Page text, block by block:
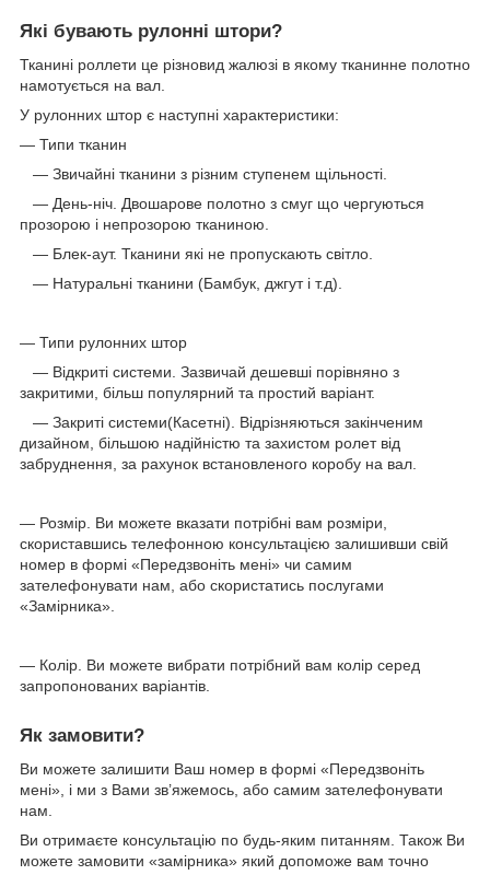
Які бувають рулонні штори?
Тканині роллети це різновид жалюзі в якому тканинне полотно
намотується на вал.
У рулонних штор є наступні характеристики:
— Типи тканин
— Звичайні тканини з різним ступенем щільності.
— День-ніч. Двошарове полотно з смуг що чергуються
прозорою і непрозорою тканиною.
— Блек-аут. Тканини які не пропускають світло.
— Натуральні тканини (Бамбук, джгут і т.д).
— Типи рулонних штор
— Відкриті системи. Зазвичай дешевші порівняно з
закритими, більш популярний та простий варіант.
— Закриті системи(Касетні). Відрізняються закінченим
дизайном, більшою надійністю та захистом ролет від
забруднення, за рахунок встановленого коробу на вал.
— Розмір. Ви можете вказати потрібні вам розміри,
скориставшись телефонною консультацією залишивши свій
номер в формі «Передзвоніть мені» чи самим
зателефонувати нам, або скористатись послугами
«Замірника».
— Колір. Ви можете вибрати потрібний вам колір серед
запропонованих варіантів.
Як замовити?
Ви можете залишити Ваш номер в формі «Передзвоніть
мені», і ми з Вами зв’яжемось, або самим зателефонувати
нам.
Ви отримаєте консультацію по будь-яким питанням. Також Ви
можете замовити «замірника» який допоможе вам точно